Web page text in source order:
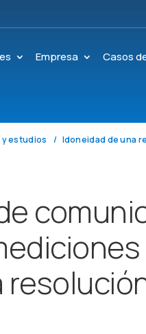
Empresa Casos
estudios